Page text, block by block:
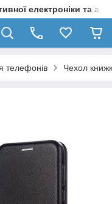
електроніки та
телефонів Чехол